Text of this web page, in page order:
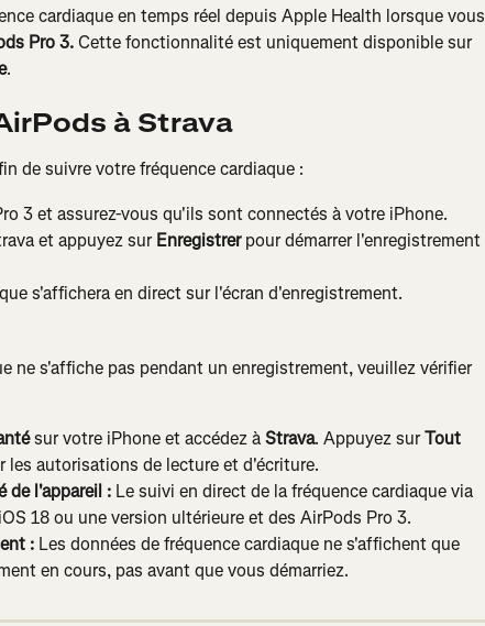
cardiaque en temps réel depuis Apple Health lorsque vous
Pro 3. Cette fonctionnalité est uniquement disponible sur
.
à Strava
de suivre votre fréquence cardiaque :
3 et assurez-vous qu'ils sont connectés à votre iPhone.
et appuyez sur Enregistrer pour démarrer l'enregistrement
s'affichera en direct sur l'écran d'enregistrement.
ne s'affiche pas pendant un enregistrement, veuillez vérifier
sur votre iPhone et accédez à Strava. Appuyez sur Tout
les autorisations de lecture et d'écriture.
de l'appareil : Le suivi en direct de la fréquence cardiaque via
18 ou une version ultérieure et des AirPods Pro 3.
: Les données de fréquence cardiaque ne s'affichent que
en cours, pas avant que vous démarriez.